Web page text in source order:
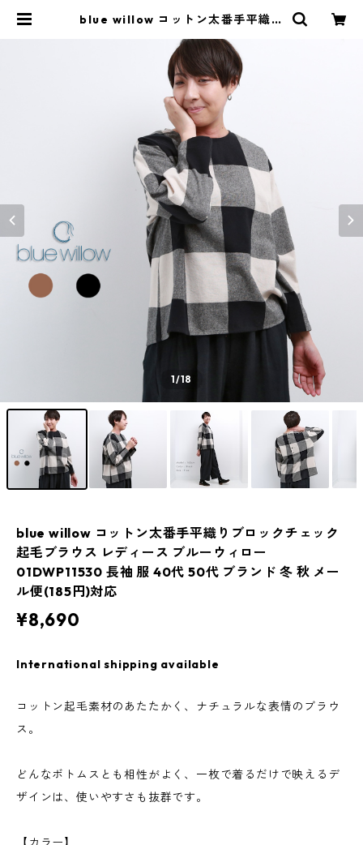
blue willow コットン太番手平織り
ィース ブルーウィロー 01DWP1153
0 長袖 服 40代 50代 ブランド 冬
秋 メール便(185円)対応 | isa ONLI
NE STORE / アイサ 公式オンライ
ンストア
1/18
blue willow コットン太番手平織りブロックチェック
起毛ブラウス レディース ブルーウィロー
01DWP11530 長袖 服 40代 50代 ブランド 冬 秋 メー
ル便(185円)対応
¥8,690
International shipping available
コットン起毛素材のあたたかく、ナチュラルな表情のブラウ
ス。
どんなボトムスとも相性がよく、一枚で着るだけで映えるデ
ザインは、使いやすさも抜群です。